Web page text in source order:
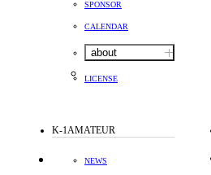
SPONSOR
CALENDAR
about
LICENSE
K-1AMATEUR
NEWS